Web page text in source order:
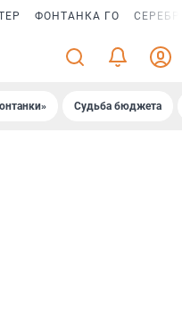
ФОНТАНКА ГО
Судьба бюджета